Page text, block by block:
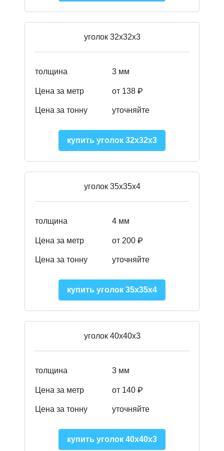
уголок 32х32х3
толщина 3 мм
Цена за метр от 138 ₽
Цена за тонну уточняйте
купить уголок 32х32х3
уголок 35х35х4
толщина 4 мм
Цена за метр от 200 ₽
Цена за тонну уточняйте
купить уголок 35х35х4
уголок 40х40х3
толщина 3 мм
Цена за метр от 140 ₽
Цена за тонну уточняйте
купить уголок 40х40х3